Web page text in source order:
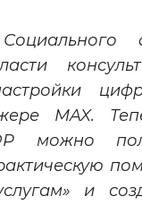
MAX.
можно
и